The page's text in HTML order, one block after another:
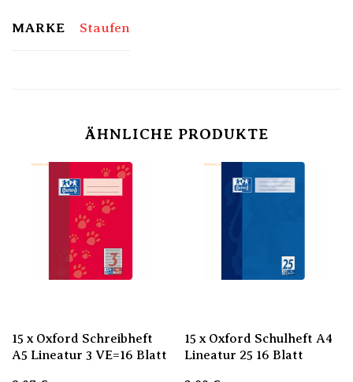
MARKE Staufen
ÄHNLICHE PRODUKTE
15 x Oxford Schreibheft
A5 Lineatur 3 VE=16 Blatt
15 x Oxford Schulheft A4
Lineatur 25 16 Blatt